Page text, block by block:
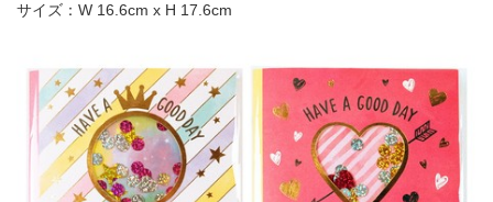
サイズ：W 16.6cm x H 17.6cm